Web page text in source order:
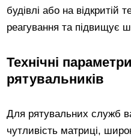
будівлі або на відкритій
реагування та підвищує
Технічні
рятувальників
Для рятувальних служб
чутливість матриці,